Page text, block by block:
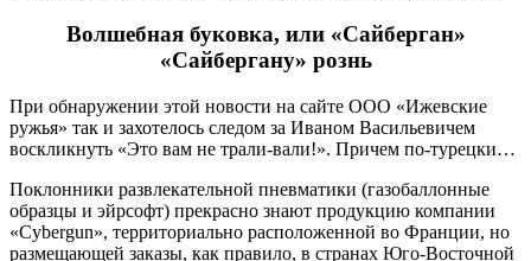
Волшебная буковка, или «Сайберган»
«Сайбергану» рознь
При обнаружении этой новости на сайте ООО «Ижевские
ружья» так и захотелось следом за Иваном Васильевичем
воскликнуть «Это вам не трали-вали!». Причем по-турецки…
Поклонники развлекательной пневматики (газобаллонные
образцы и эйрсофт) прекрасно знают продукцию компании
«Cybergun», территориально расположенной во Франции, но
размещающей заказы, как правило, в странах Юго-Восточной